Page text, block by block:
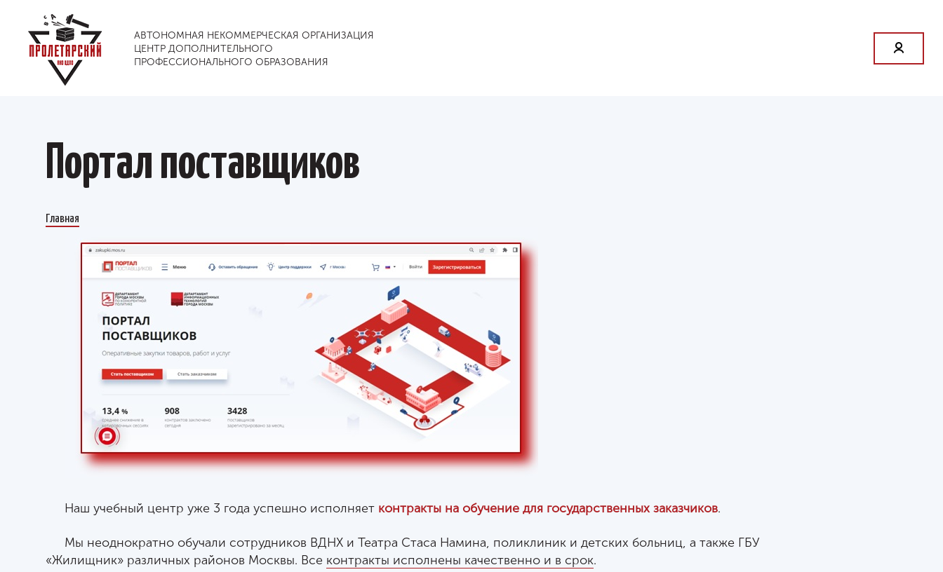
АВТОНОМНАЯ НЕКОММЕРЧЕСКАЯ ОРГАНИЗАЦИЯ
ЦЕНТР ДОПОЛНИТЕЛЬНОГО
ПРОФЕССИОНАЛЬНОГО ОБРАЗОВАНИЯ
Портал поставщиков
Главная
Наш учебный центр уже 3 года успешно исполняет контракты на обучение для государственных заказчиков.
Мы неоднократно обучали сотрудников ВДНХ и Театра Стаса Намина, поликлиник и детских больниц, а также ГБУ
«Жилищник» различных районов Москвы. Все контракты исполнены качественно и в срок.